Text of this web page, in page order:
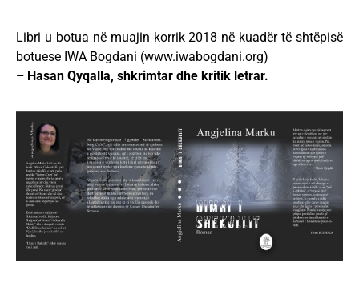
Libri u botua në muajin korrik 2018 në kuadër të shtëpisë
botuese IWA Bogdani (www.iwabogdani.org)
– Hasan Qyqalla, shkrimtar dhe kritik letrar.